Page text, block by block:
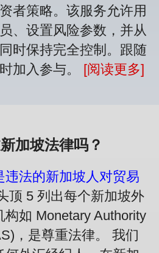
者策略。该服务允许用
、设置风险参数，并从
时保持完全控制。跟随
加入参与。
[阅读更多]
加坡法律吗？
违法的新加坡人对贸易
顶 5 列出每个新加坡外
如 Monetary Authority
，是尊重法律。 我们